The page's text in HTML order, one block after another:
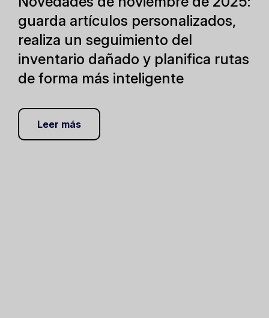
guarda artículos personalizados,
realiza un seguimiento del
inventario dañado y planifica rutas
de forma más inteligente
Leer más